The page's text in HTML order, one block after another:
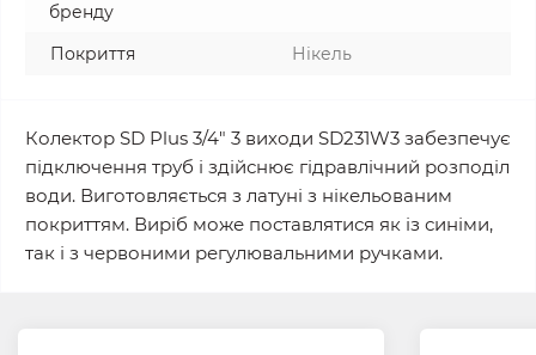
бренду
Покриття Нікель
Колектор SD Plus 3/4" 3 виходи SD231W3 забезпечує
підключення труб і здійснює гідравлічний розподіл
води. Виготовляється з латуні з нікельованим
покриттям. Виріб може поставлятися як із синіми,
так і з червоними регулювальними ручками.